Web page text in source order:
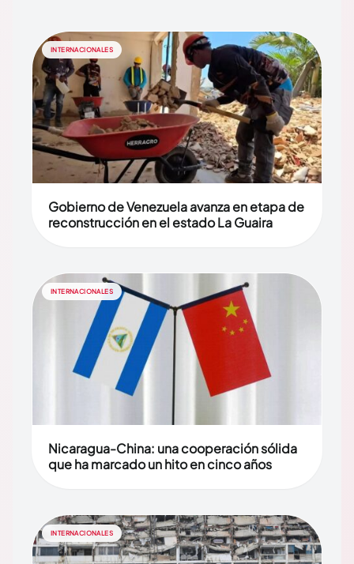
INTERNACIONALES
Gobierno de Venezuela avanza en etapa de
reconstrucción en el estado La Guaira
INTERNACIONALES
Nicaragua-China: una cooperación sólida
que ha marcado un hito en cinco años
INTERNACIONALES